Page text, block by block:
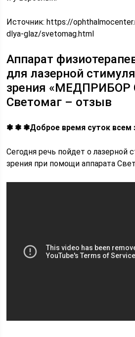
Источник:https://
dlya-glaz/svetomag.html
Аппарат
для лазерной
зрения «МЕДПРИБОР
Светомаг – отзыв
❃ ❃ ❃Доброе время суток
Сегодня речь пойдет о лазерной
зрения при помощи аппарата